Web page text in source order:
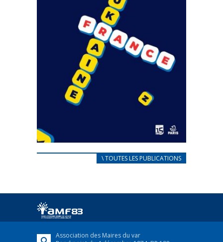
CARNET D’ACCUEIL
Afin d’accompagner au mieux les réfugiés
FEUILLETER
\ TOUTES LES PUBLICATIONS
Association des Maires du var